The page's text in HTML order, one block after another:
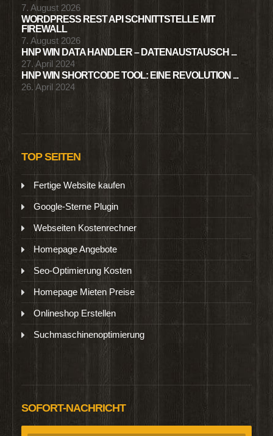
7. August 2026
WORDPRESS REST API SCHNITTSTELLE MIT
FIREWALL
7. August 2026
HNP WIN DATA HANDLER – DATENAUSTAUSCH ...
27. April 2024
HNP WIN SHORTCODE TOOL: EINE REVOLUTION ...
26. April 2024
TOP SEITEN
Fertige Website kaufen
Google-Sterne Plugin
Webseiten Kostenrechner
Homepage Angebote
Seo-Optimierung Kosten
Homepage Mieten Preise
Onlineshop Erstellen
Suchmaschinenoptimierung
SOFORT-NACHRICHT